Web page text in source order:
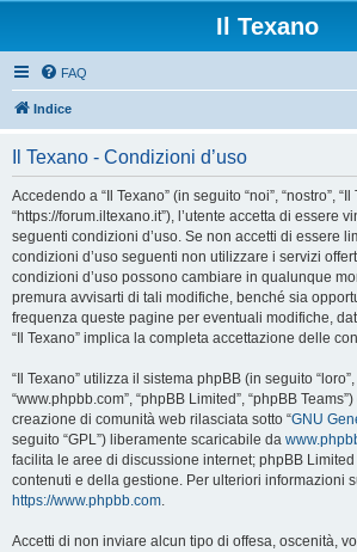
Il Texano
FAQ
Indice
Il Texano - Condizioni d’uso
Accedendo a “Il Texano” (in seguito “noi”, “nostro”, “Il
“https://forum.iltexano.it”), l’utente accetta di essere
seguenti condizioni d’uso. Se non accetti di essere
condizioni d’uso seguenti non utilizzare i servizi
condizioni d’uso possono cambiare in qualunque
premura avvisarti di tali modifiche, benché sia
frequenza queste pagine per eventuali modifiche,
“Il Texano” implica la completa accettazione delle
“Il Texano” utilizza il sistema phpBB (in seguito
“www.phpbb.com”, “phpBB Limited”, “phpBB
creazione di comunità web rilasciata sotto “GNU
seguito “GPL”) liberamente scaricabile da
facilita le aree di discussione internet; phpBB
contenuti e della gestione. Per ulteriori informazioni
https://www.phpbb.com.
Accetti di non inviare alcun tipo di offesa, oscenità,